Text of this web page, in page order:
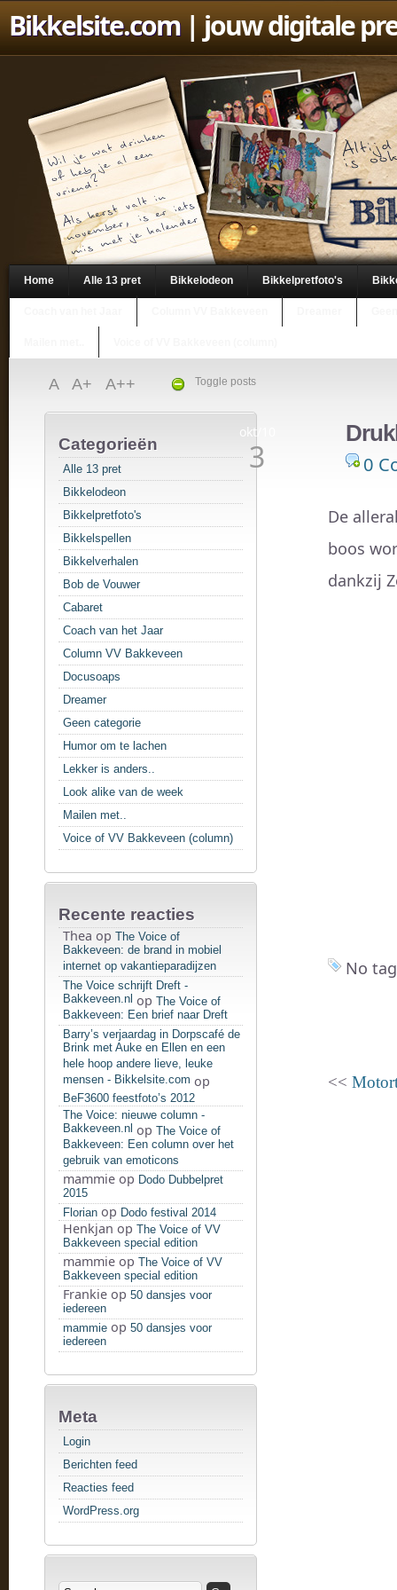
Bikkelsite.com| jouw digitale
Home Alle 13 pret Bikkelodeon Bikkelpretfoto's
Toggle posts
A A+ A++
Categorieën
Alle 13 pret
Bikkelodeon
Bikkelpretfoto's
Bikkelspellen
Bikkelverhalen
Bob de Vouwer
Cabaret
Coach van het Jaar
Column VV Bakkeveen
Docusoaps
Dreamer
Geen categorie
Humor om te lachen
Lekker is anders..
Look alike van de week
Mailen met..
Voice of VV Bakkeveen (column)
Recente reacties
Thea op The Voice of
Bakkeveen: de brand in mobiel
internet op vakantieparadijzen
The Voice schrijft Dreft -
Bakkeveen.nl op The Voice of
Bakkeveen: Een brief naar Dreft
Barry’s verjaardag in Dorpscafé de
Brink met Auke en Ellen en een
hele hoop andere lieve, leuke
mensen - Bikkelsite.com op
BeF3600 feestfoto’s 2012
The Voice: nieuwe column -
Bakkeveen.nl op The Voice of
Bakkeveen: Een column over het
gebruik van emoticons
mammie op Dodo Dubbelpret
2015
Florian op Dodo festival 2014
Henkjan op The Voice of VV
Bakkeveen special edition
mammie op The Voice of VV
Bakkeveen special edition
Frankie op 50 dansjes voor
iedereen
mammie op 50 dansjes voor
iedereen
Meta
Login
Berichten feed
Reacties feed
WordPress.org
okt/10
3 0
De
boos
dankzij
No
<<